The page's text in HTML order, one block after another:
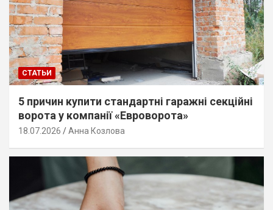
СТАТЬИ
5 причин купити стандартні гаражні секційні
ворота у компанії «Евроворота»
18.07.2026 Анна Козлова